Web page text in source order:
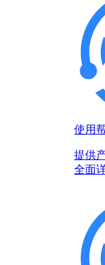
使用
提供
全面